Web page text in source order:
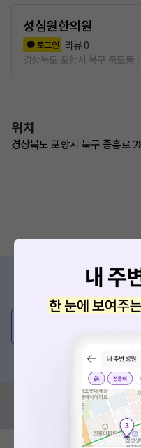
성심원한의원
로그인 리뷰 0
경상북도 포항시 북구 죽도동
위치
경상북도 포항시 북구 중흥로
증상/치료,
의사가
혹은, 의료상담 서
혹시 잘못된 병원정보가
모두닥 팀에 알려주세요!